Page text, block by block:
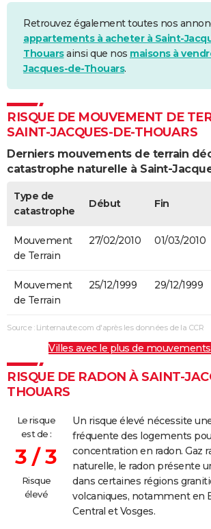
Retrouvez également toutes nos
appartements à acheter à Saint-
Thouarsainsi que nos maisons à
Jacques-de-Thouars.
RISQUE DE MOUVEMENT DE
SAINT-JACQUES-DE-THOUARS
Derniers mouvements de terrain
catastrophe naturelle à Saint-
Type de
catastrophe
Début Fin
Mouvement
de Terrain
27/02/2010 01/03/2010
Mouvement
de Terrain
25/12/1999 29/12/1999
Source : Linternaute.com d'après les données de la CCR
Villes avec le plus de
RISQUE DE RADON À SAINT-
THOUARS
Le risque
est de :
3 / 3
Risque
élevé
Un risque élevé nécessite
fréquente des logements
concentration en radon. Gaz
naturelle, le radon présente
dans certaines régions
volcaniques, notamment en
Central et Vosges.